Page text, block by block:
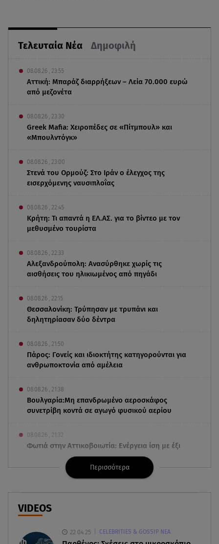
Τελευταία Νέα Δημοφιλή
08.08.26 , 23:55
Αττική: Μπαράζ διαρρήξεων – Λεία 70.000 ευρώ
από μεζονέτα
08.08.26 , 23:30
Greek Mafia: Χειροπέδες σε «Πίτμπουλ» και
«Μπουλντόγκ»
08.08.26 , 23:00
Στενά του Ορμούζ: Στο Ιράν ο έλεγχος της
εισερχόμενης ναυσιπλοΐας
08.08.26 , 22:45
Κρήτη: Τι απαντά η ΕΛ.ΑΣ. για το βίντεο με τον
μεθυσμένο τουρίστα
08.08.26 , 22:33
Αλεξανδρούπολη: Ανασύρθηκε χωρίς τις
αισθήσεις του ηλικιωμένος από πηγάδι
08.08.26 , 22:15
Θεσσαλονίκη: Τρύπησαν με τρυπάνι και
δηλητηρίασαν δύο δέντρα
08.08.26 , 21:50
Πάρος: Γονείς και ιδιοκτήτης κατηγορούνται για
ανθρωποκτονία από αμέλεια
08.08.26 , 21:38
Βουλγαρία:Μη επανδρωμένο αεροσκάφος
συνετρίβη κοντά σε αγωγό φυσικού αερίου
08.08.26 , 21:32
Φωτιά στην Αττικοβοιωτία: Ενέργεια ίση με έξι
ατομικές βόμβες
«Ισλαμικό ΝΑΤΟ»: Πώς επηρεάζεται η Ελλάδα
Τραγωδία στην Πάρο: Νεκρό 4χρονο παιδί σε
Περισσότερα
VIDEOS
22.04.25 CELEBRITIES & GOSSIP ΝΕΑ